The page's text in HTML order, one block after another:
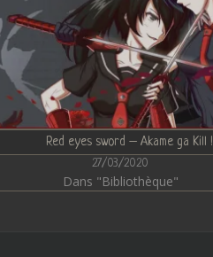
Red eyes sword – Akame ga Kill !
27/03/2020
Dans "Bibliothèque"